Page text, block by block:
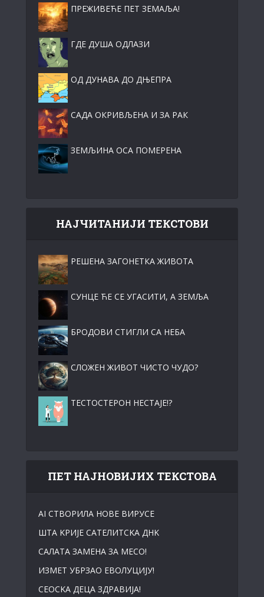
ПРЕЖИВЕЋЕ ПЕТ ЗЕМАЉА!
ГДЕ ДУША ОДЛАЗИ
ОД ДУНАВА ДО ДЊЕПРА
САДА ОКРИВЉЕНА И ЗА РАК
ЗЕМЉИНА ОСА ПОМЕРЕНА
НАЈЧИТАНИЈИ ТЕКСТОВИ
РЕШЕНА ЗАГОНЕТКА ЖИВОТА
СУНЦЕ ЋЕ СЕ УГАСИТИ, А ЗЕМЉА
БРОДОВИ СТИГЛИ СА НЕБА
СЛОЖЕН ЖИВОТ ЧИСТО ЧУДО?
ТЕСТОСТЕРОН НЕСТАЈЕ!?
ПЕТ НАЈНОВИЈИХ ТЕКСТОВА
АI СТВОРИЛА НОВЕ ВИРУСЕ
ШТА KРИЈЕ САТЕЛИТСKА ДНK
САЛАТА ЗАМЕНА ЗА МЕСО!
ИЗМЕТ УБРЗАО ЕВОЛУЦИЈУ!
СЕОСKА ДЕЦА ЗДРАВИЈА!